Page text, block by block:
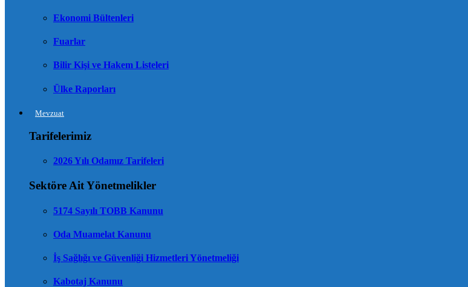
Ekonomi Bültenleri
Fuarlar
Bilir Kişi ve Hakem Listeleri
Ülke Raporları
Mevzuat
Tarifelerimiz
2026 Yılı Odamız Tarifeleri
Sektöre Ait Yönetmelikler
5174 Sayılı TOBB Kanunu
Oda Muamelat Kanunu
İş Sağlığı ve Güvenliği Hizmetleri Yönetmeliği
Kabotaj Kanunu